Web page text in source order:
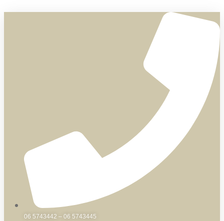
06 5743442 – 06 5743445